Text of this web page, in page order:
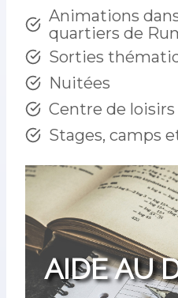
Animations
quartiers de
Sorties
Nuitées
Centre de
Stages, camps
AIDE AU